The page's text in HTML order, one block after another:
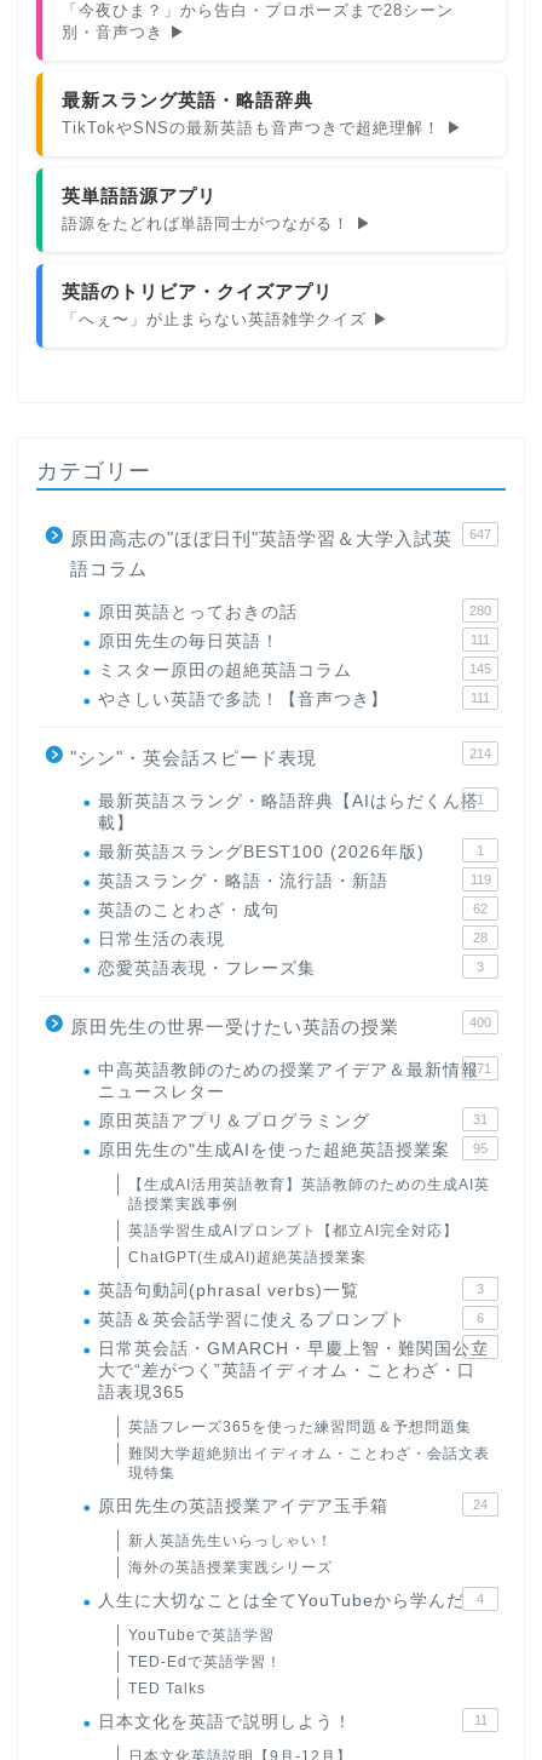
「今夜ひま？」から告白・プロポーズまで28シーン
別・音声つき ▶
最新スラング英語・略語辞典
TikTokやSNSの最新英語も音声つきで超絶理解！ ▶
英単語語源アプリ
語源をたどれば単語同士がつながる！ ▶
英語のトリビア・クイズアプリ
「へぇ〜」が止まらない英語雑学クイズ ▶
カテゴリー
原田高志の"ほぼ日刊"英語学習＆大学入試英
語コラム
647
原田英語とっておきの話 280
原田先生の毎日英語！ 111
ミスター原田の超絶英語コラム 145
やさしい英語で多読！【音声つき】 111
"シン"・英会話スピード表現 214
最新英語スラング・略語辞典【AIはらだくん搭
載】
1
最新英語スラングBEST100 (2026年版) 1
英語スラング・略語・流行語・新語 119
英語のことわざ・成句 62
日常生活の表現 28
恋愛英語表現・フレーズ集 3
原田先生の世界一受けたい英語の授業 400
中高英語教師のための授業アイデア＆最新情報
ニュースレター
171
原田英語アプリ＆プログラミング 31
原田先生の"生成AIを使った超絶英語授業案 95
【生成AI活用英語教育】英語教師のための生成AI英
語授業実践事例
英語学習生成AIプロンプト【都立AI完全対応】
ChatGPT(生成AI)超絶英語授業案
英語句動詞(phrasal verbs)一覧 3
英語＆英会話学習に使えるプロンプト 6
日常英会話・GMARCH・早慶上智・難関国公立
大で“差がつく”英語イディオム・ことわざ・口
語表現365
22
英語フレーズ365を使った練習問題＆予想問題集
難関大学超絶頻出イディオム・ことわざ・会話文表
現特集
原田先生の英語授業アイデア玉手箱 24
新人英語先生いらっしゃい！
海外の英語授業実践シリーズ
人生に大切なことは全てYouTubeから学んだ 4
YouTubeで英語学習
TED-Edで英語学習！
TED Talks
日本文化を英語で説明しよう！ 11